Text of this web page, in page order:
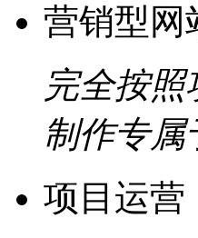
营销型网
完全按
制作专
项目运营